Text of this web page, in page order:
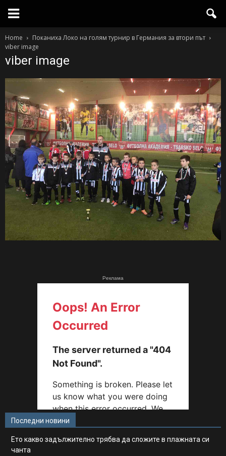
Home
Поканиха Локо на голям турнир в Германия за втори път
viber image
viber image
Реклама
Последни новини
Ето какво задължително трябва да сложите в плажната си
чанта